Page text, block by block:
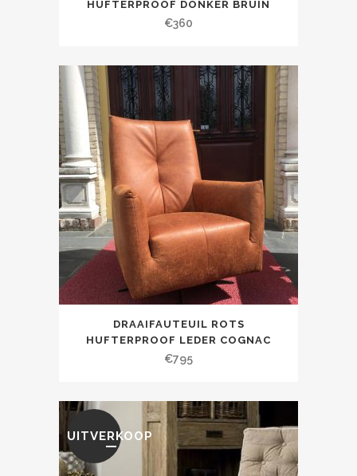
HUFTERPROOF DONKER BRUIN
€360
DRAAIFAUTEUIL ROTS
HUFTERPROOF LEDER COGNAC
€795
UITVERKOOP